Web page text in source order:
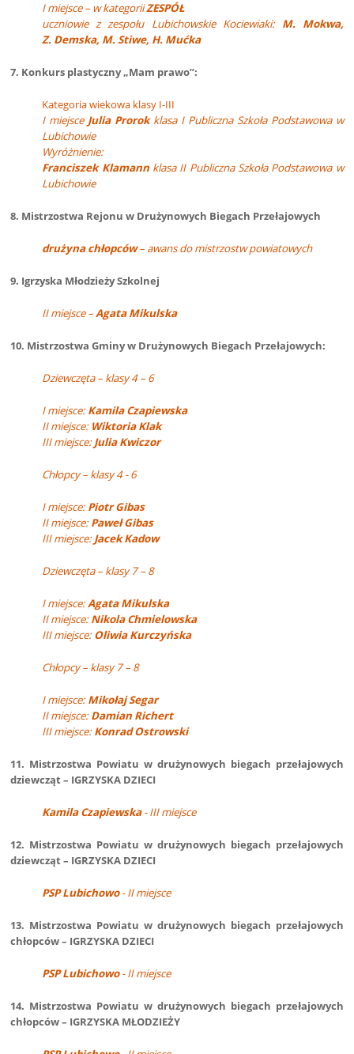
I miejsce – w kategoriiZESPÓŁ
uczniowie z zespołu Lubichowskie Kociewiaki: M. Mokwa,
Z. Demska, M. Stiwe, H. Mućka
7. Konkurs plastyczny „Mam prawo”:
Kategoria wiekowa klasy I-III
I miejsce Julia Prorok klasa I Publiczna Szkoła Podstawowa w
Lubichowie
Wyróżnienie:
Franciszek Klamann klasa II Publiczna Szkoła Podstawowa w
Lubichowie
8. Mistrzostwa Rejonu w Drużynowych Biegach Przełajowych
drużyna chłopców– awans do mistrzostw powiatowych
9. Igrzyska Młodzieży Szkolnej
II miejsce –Agata Mikulska
10. Mistrzostwa Gminy w Drużynowych Biegach Przełajowych:
Dziewczęta – klasy 4 – 6
I miejsce:Kamila Czapiewska
II miejsce: Wiktoria Klak
III miejsce:Julia Kwiczor
Chłopcy – klasy 4 - 6
I miejsce:Piotr Gibas
II miejsce:Paweł Gibas
III miejsce:Jacek Kadow
Dziewczęta – klasy 7 – 8
I miejsce:Agata Mikulska
II miejsce:Nikola Chmielowska
III miejsce:Oliwia Kurczyńska
Chłopcy – klasy 7 – 8
I miejsce:Mikołaj Segar
II miejsce:Damian Richert
III miejsce:Konrad Ostrowski
11. Mistrzostwa Powiatu w drużynowych biegach przełajowych
dziewcząt – IGRZYSKA DZIECI
Kamila Czapiewska- III miejsce
12. Mistrzostwa Powiatu w drużynowych biegach przełajowych
dziewcząt – IGRZYSKA DZIECI
PSP Lubichowo- II miejsce
13. Mistrzostwa Powiatu w drużynowych biegach przełajowych
chłopców – IGRZYSKA DZIECI
PSP Lubichowo- II miejsce
14. Mistrzostwa Powiatu w drużynowych biegach przełajowych
chłopców – IGRZYSKA MŁODZIEŻY